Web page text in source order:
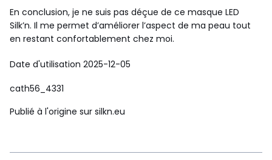
En conclusion, je ne suis pas déçue de ce masque LED
Silk’n. Il me permet d’améliorer l’aspect de ma peau tout
en restant confortablement chez moi.
Date d'utilisation 2025-12-05
cath56_4331
Publié à l'origine sur silkn.eu